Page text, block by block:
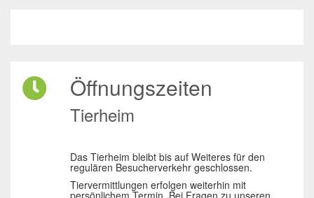
Öffnungszeiten
Tierheim
Das Tierheim bleibt bis auf Weiteres für den
regulären Besucherverkehr geschlossen.
Tiervermittlungen erfolgen weiterhin mit
persönlichem Termin. Bei Fragen zu unseren